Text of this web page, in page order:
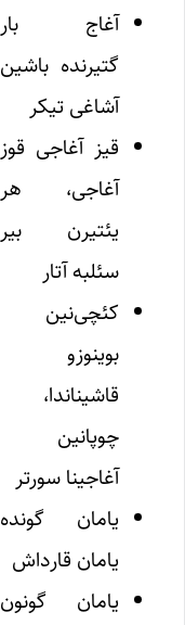
آغاج بار
گتیرنده باشین
آشاغی تیکر
قیز آغاجی قوز
آغاجی، هر
یئتیرن بیر
سئلبه آتار
کئچی‌نین
بوینوزو
قاشیناندا،
چوپانین
آغاجینا سورتر
یامان گونده
یامان قارداش
یامان گونون